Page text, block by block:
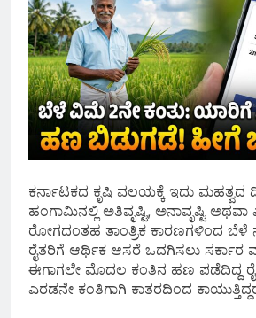
ಕರ್ನಾಟಕದ ಕೃಷಿ ವಲಯಕ್ಕೆ ಇದು ಮಹತ್ವದ
ಹಂಗಾಮಿನಲ್ಲಿ ಅತಿವೃಷ್ಟಿ, ಅನಾವೃಷ್ಟಿ ಅಥವಾ
ರೋಗದಂತಹ ತಾಂತ್ರಿಕ ಕಾರಣಗಳಿಂದ ಬೆಳೆ
ರೈತರಿಗೆ ಆರ್ಥಿಕ ಆಸರೆ ಒದಗಿಸಲು ಸರ್ಕಾರ
ಈಗಾಗಲೇ ಮೊದಲ ಕಂತಿನ ಹಣ ಪಡೆದಿದ್ದ
ಎರಡನೇ ಕಂತಿಗಾಗಿ ಕಾತರದಿಂದ